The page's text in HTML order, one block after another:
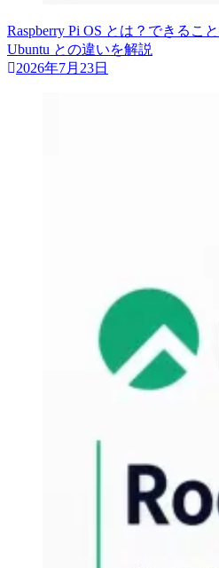
Raspberry Pi OS とは？できるこ
Ubuntu との違いを解説
2026年7月23日